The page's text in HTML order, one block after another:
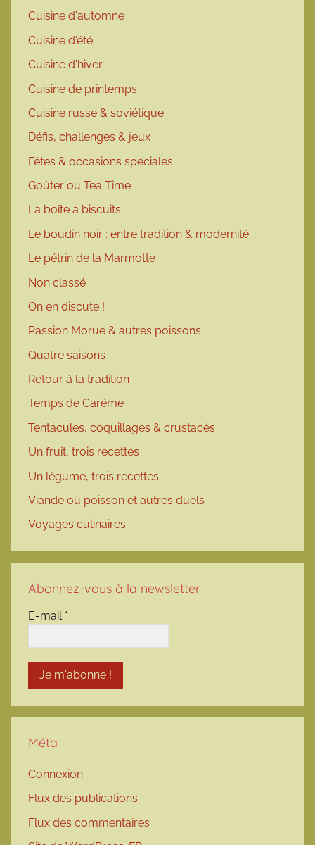
Cuisine d'automne
Cuisine d'été
Cuisine d'hiver
Cuisine de printemps
Cuisine russe & soviétique
Défis, challenges & jeux
Fêtes & occasions spéciales
Goûter ou Tea Time
La boîte à biscuits
Le boudin noir : entre tradition & modernité
Le pétrin de la Marmotte
Non classé
On en discute !
Passion Morue & autres poissons
Quatre saisons
Retour à la tradition
Temps de Carême
Tentacules, coquillages & crustacés
Un fruit, trois recettes
Un légume, trois recettes
Viande ou poisson et autres duels
Voyages culinaires
Abonnez-vous à la newsletter
E-mail *
Méta
Connexion
Flux des publications
Flux des commentaires